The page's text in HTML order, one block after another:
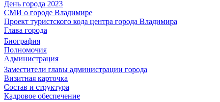
День города 2023
СМИ о городе Владимире
Проект туристского кода центра города Владимира
Глава города
Биография
Полномочия
Администрация
Заместители главы администрации города
Визитная карточка
Состав и структура
Кадровое обеспечение